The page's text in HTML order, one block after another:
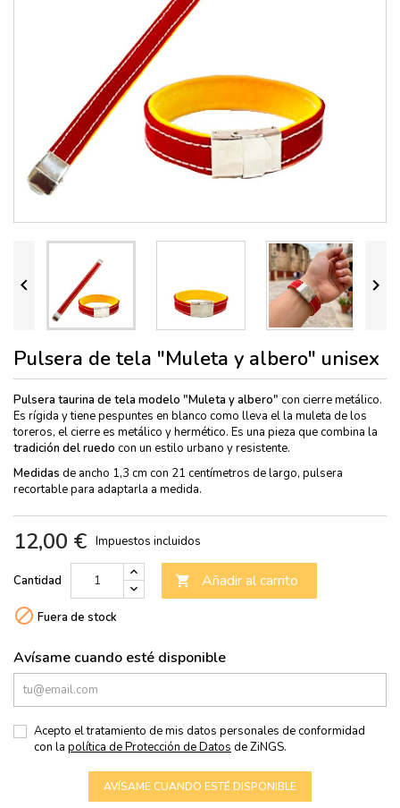
 
Pulsera de tela "Muleta y albero" unisex
Pulsera taurina de tela modelo "Muleta y albero" con cierre metálico.
Es rígida y tiene pespuntes en blanco como lleva el la muleta de los
toreros, el cierre es metálico y hermético. Es una pieza que combina la
tradición del ruedo con un estilo urbano y resistente.
Medidas de ancho 1,3 cm con 21 centímetros de largo, pulsera
recortable para adaptarla a medida.
12,00 € Impuestos incluidos
Cantidad  Añadir al carrito
 Fuera de stock
Avísame cuando esté disponible
Acepto el tratamiento de mis datos personales de conformidad
con la política de Protección de Datos de ZiNGS.
AVÍSAME CUANDO ESTÉ DISPONIBLE